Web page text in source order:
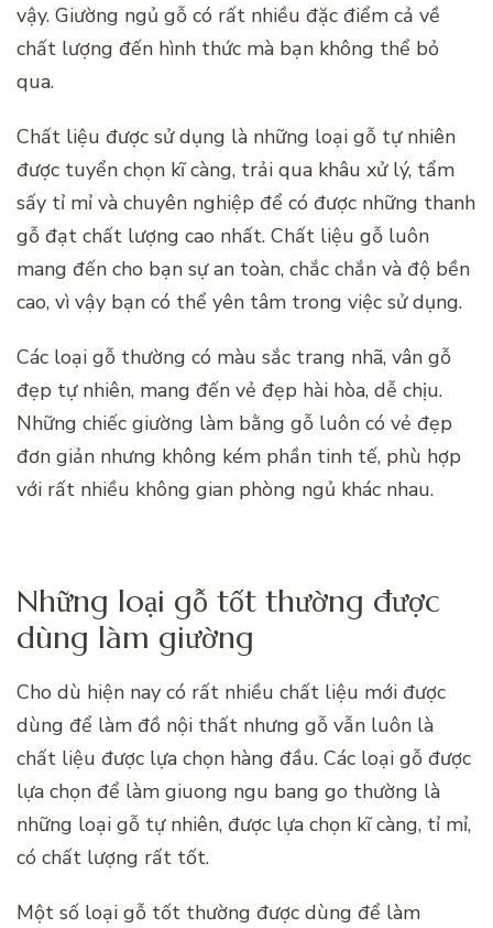
vậy. Giường ngủ gỗ có rất nhiều đặc điểm cả về
chất lượng đến hình thức mà bạn không thể bỏ
qua.
Chất liệu được sử dụng là những loại gỗ tự nhiên
được tuyển chọn kĩ càng, trải qua khâu xử lý, tẩm
sấy tỉ mỉ và chuyên nghiệp để có được những thanh
gỗ đạt chất lượng cao nhất. Chất liệu gỗ luôn
mang đến cho bạn sự an toàn, chắc chắn và độ bền
cao, vì vậy bạn có thể yên tâm trong việc sử dụng.
Các loại gỗ thường có màu sắc trang nhã, vân gỗ
đẹp tự nhiên, mang đến vẻ đẹp hài hòa, dễ chịu.
Những chiếc giường làm bằng gỗ luôn có vẻ đẹp
đơn giản nhưng không kém phần tinh tế, phù hợp
với rất nhiều không gian phòng ngủ khác nhau.
Những loại gỗ tốt thường được
dùng làm giường
Cho dù hiện nay có rất nhiều chất liệu mới được
dùng để làm đồ nội thất nhưng gỗ vẫn luôn là
chất liệu được lựa chọn hàng đầu. Các loại gỗ được
lựa chọn để làm giuong ngu bang go thường là
những loại gỗ tự nhiên, được lựa chọn kĩ càng, tỉ mỉ,
có chất lượng rất tốt.
Một số loại gỗ tốt thường được dùng để làm